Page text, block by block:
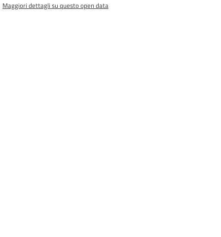
Maggiori dettagli su questo open data